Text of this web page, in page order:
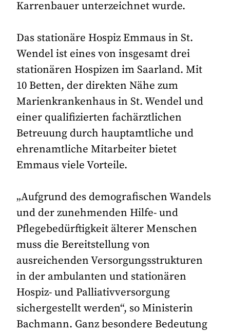
Karrenbauer unterzeichnet wurde.
Das stationäre Hospiz Emmaus in St.
Wendel ist eines von insgesamt drei
stationären Hospizen im Saarland. Mit
10 Betten, der direkten Nähe zum
Marienkrankenhaus in St. Wendel und
einer qualifizierten fachärztlichen
Betreuung durch hauptamtliche und
ehrenamtliche Mitarbeiter bietet
Emmaus viele Vorteile.
„Aufgrund des demografischen Wandels
und der zunehmenden Hilfe- und
Pflegebedürftigkeit älterer Menschen
muss die Bereitstellung von
ausreichenden Versorgungsstrukturen
in der ambulanten und stationären
Hospiz- und Palliativversorgung
sichergestellt werden“, so Ministerin
Bachmann. Ganz besondere Bedeutung